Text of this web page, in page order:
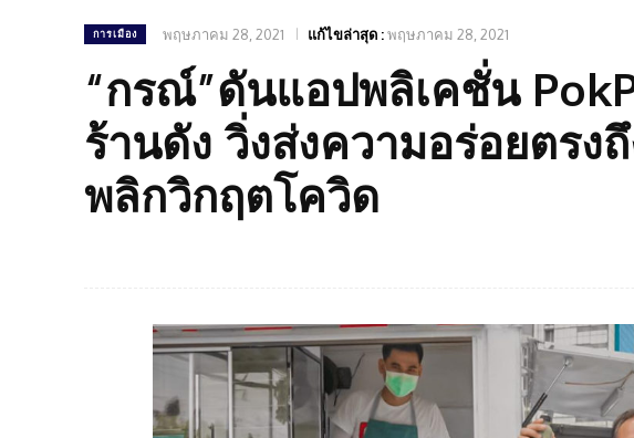
การเมือง พฤษภาคม 28, 2021 แก้ไขล่าสุด :พฤษภาคม 28, 2021
“กรณ์”ดันแอปพลิเคชั่น
ร้านดัง วิ่งส่งความอร่อยตร
พลิกวิกฤตโควิด